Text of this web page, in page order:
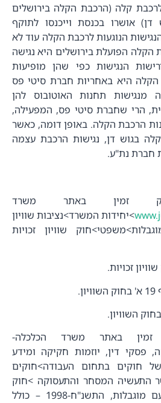
לרכבת קלה (הרכבת הקלה בירושלים
אושרו בכנסת וייכנסו לתוקף
הנוגעות לרכבת הקלה עוד לא
הקלה הפועלת בירושלים היא נגישה
הנגישות כפי שהן מופיעות
הקלה היא באחריות חברת סיטי פס
מנגישות תחנות האוטובוס להן
הרי שחברת סיטי פס, המפעילה,
הרכבת הקלה. באופן דומה, כאשר
בגוש דן, נגישות הרכבת עצמה
חברת נת"ע.
זמין באתר משרד
>יחידות המשרד>נציבות שוויון
שוויון זכויות
באתר משרד הכלכלה-
פסקי דין, יוזמות חקיקה ומידע
חוקים בתחום העבודה>חוקים
התעשיה המסחר והתעסוקה >חוק
שוויון זכויות לאנשים עם מוגבלות, התשנ"ח-1998 – כולל